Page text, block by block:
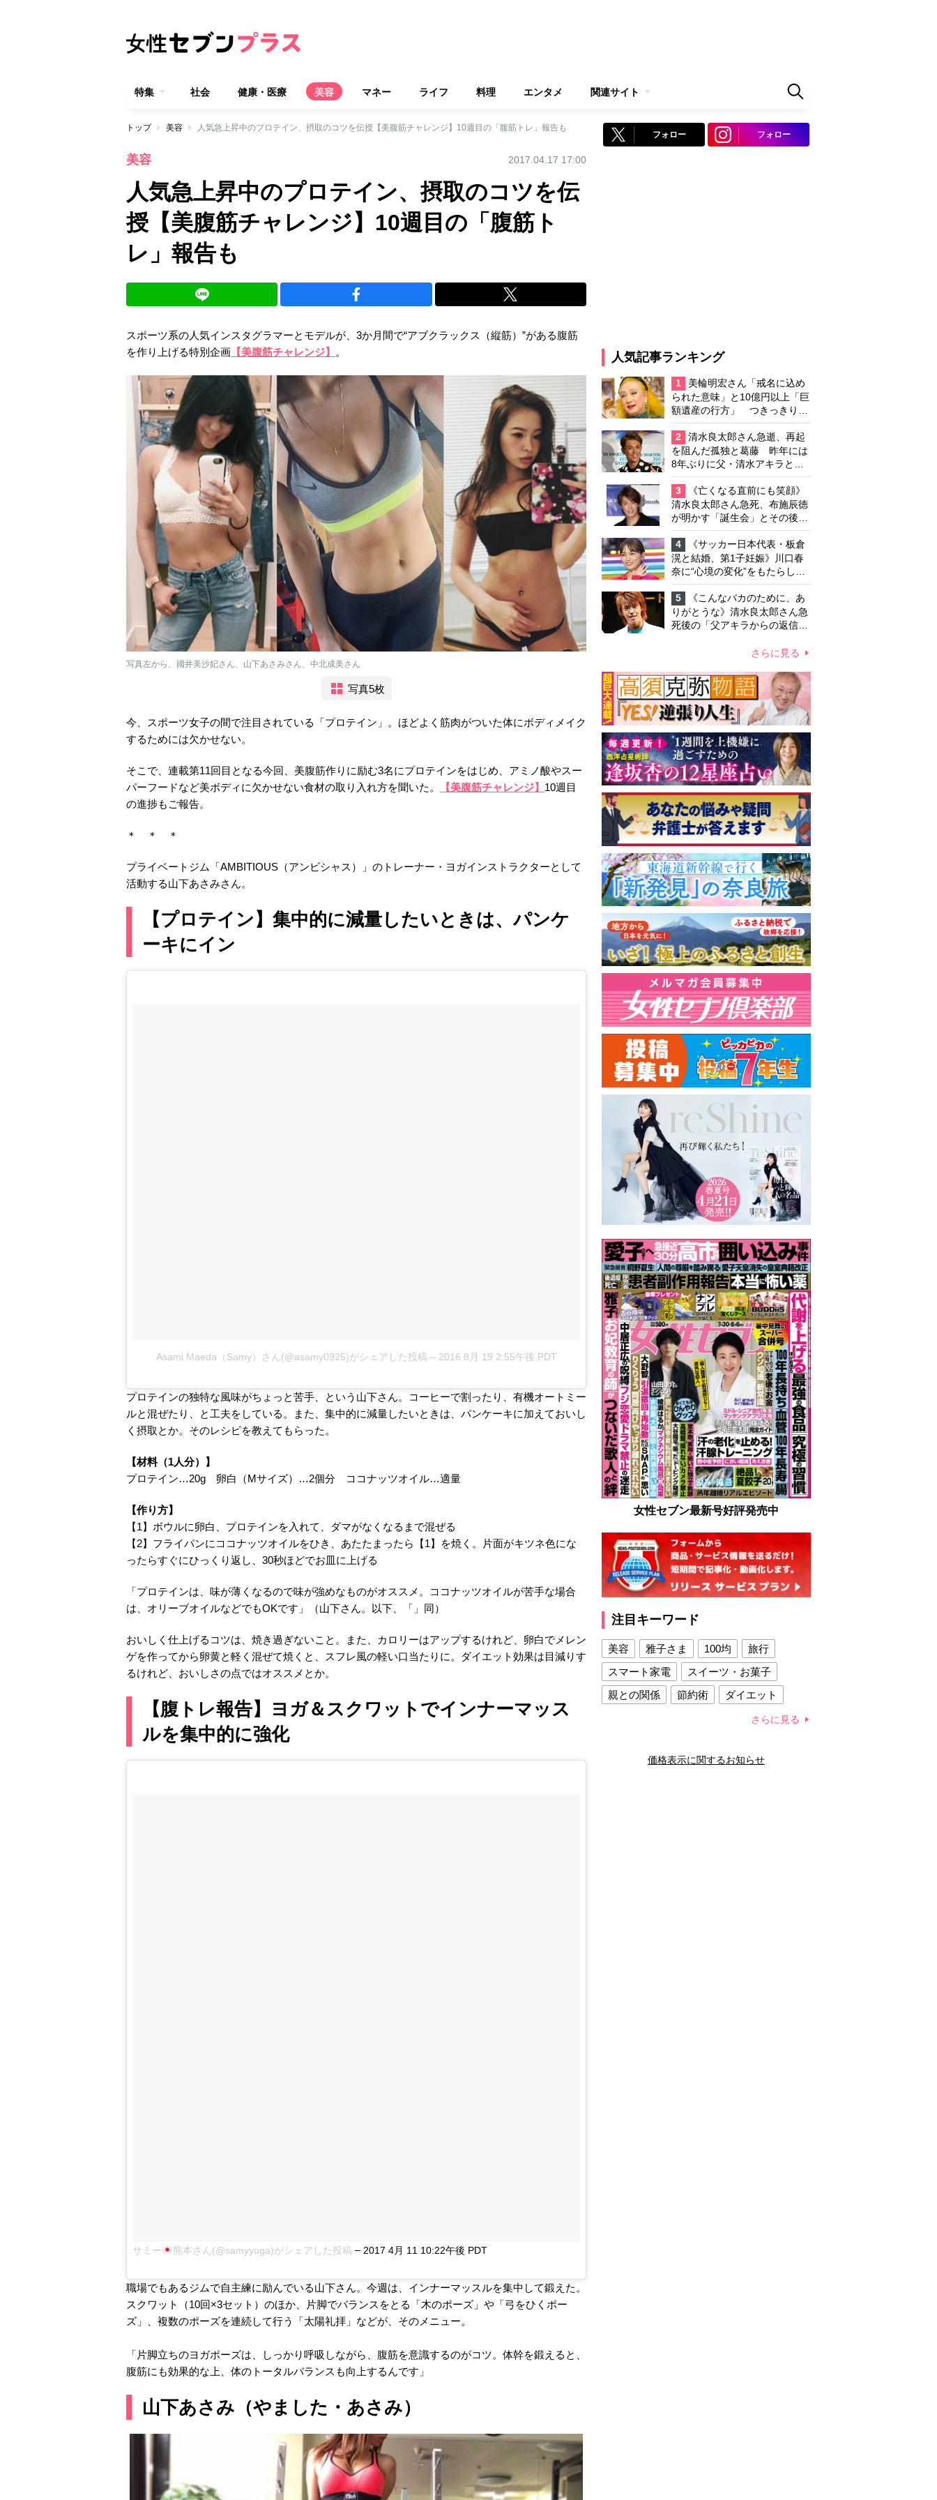
特集 社会 健康・医療 美容 マネー ライフ 料理 エンタメ 関連サイト
トップ 美容 人気急上昇中のプロテイン、摂取のコツを伝授【美腹筋チャレンジ】10週目の「腹筋トレ」報告も
美容 2017.04.17 17:00
人気急上昇中のプロテイン、摂取のコツを伝
授【美腹筋チャレンジ】10週目の「腹筋ト
レ」報告も
スポーツ系の人気インスタグラマーとモデルが、3か月間で“アブクラックス（縦筋）”がある腹筋
を作り上げる特別企画 【美腹筋チャレンジ】 。
写真左から、國井美沙妃さん、山下あさみさん、中北成美さん
写真5枚
今、スポーツ女子の間で注目されている「プロテイン」。ほどよく筋肉がついた体にボディメイク
するためには欠かせない。
そこで、連載第11回目となる今回、美腹筋作りに励む3名にプロテインをはじめ、アミノ酸やスー
パーフードなど美ボディに欠かせない食材の取り入れ方を聞いた。
【美腹筋チャレンジ】 10週目
の進捗もご報告。
＊ ＊ ＊
プライベートジム「AMBITIOUS（アンビシャス）」のトレーナー・ヨガインストラクターとして
活動する山下あさみさん。
【プロテイン】集中的に減量したいときは、パンケ
ーキにイン
Asami Maeda（Samy）さん(@asamy0925)がシェアした投稿 – 2016 8月 19 2:55午後 PDT
プロテインの独特な風味がちょっと苦手、という山下さん。コーヒーで割ったり、有機オートミー
ルと混ぜたり、と工夫をしている。また、集中的に減量したいときは、パンケーキに加えておいし
く摂取とか。そのレシピを教えてもらった。
【材料（1人分）】
プロテイン…20g 卵白（Mサイズ）…2個分 ココナッツオイル…適量
【作り方】
【1】ボウルに卵白、プロテインを入れて、ダマがなくなるまで混ぜる
【2】フライパンにココナッツオイルをひき、あたたまったら【1】を焼く。片面がキツネ色にな
ったらすぐにひっくり返し、30秒ほどでお皿に上げる
「プロテインは、味が薄くなるので味が強めなものがオススメ。ココナッツオイルが苦手な場合
は、オリーブオイルなどでもOKです」（山下さん。以下、「」同）
おいしく仕上げるコツは、焼き過ぎないこと。また、カロリーはアップするけれど、卵白でメレン
ゲを作ってから卵黄と軽く混ぜて焼くと、スフレ風の軽い口当たりに。ダイエット効果は目減りす
るけれど、おいしさの点ではオススメとか。
【腹トレ報告】ヨガ＆スクワットでインナーマッス
ルを集中的に強化
サミー 熊本さん(@samyyoga)がシェアした投稿 – 2017 4月 11 10:22午後 PDT
職場でもあるジムで自主練に励んでいる山下さん。今週は、インナーマッスルを集中して鍛えた。
スクワット（10回×3セット） のほか、片脚でバランスをとる「木のポーズ」や「弓をひくポー
ズ」、 複数のポーズを連続して行う「太陽礼拝」などが、そのメニュー。
「片脚立ちのヨガポーズは、しっかり呼吸しながら、腹筋を意識するのがコツ。体幹を鍛えると、
腹筋にも効果的な上、体のトータルバランスも向上するんです 」
山下あさみ（やました・あさみ）
フォロー フォロー
人気記事ランキング
1
美輪明宏さん「戒名に込め
られた意味」と10億円以上「巨
額遺産の行方」 つきっきりで
私生活をサポートしていた元俳
優が相続か
2
清水良太郎さん急逝、再起
を阻んだ孤独と葛藤 昨年には
8年ぶりに父・清水アキラと共
演、本格的な活動再開に向かっ
ていたが…周囲が懸念していた
「不安定なところ」
3
《亡くなる直前にも笑顔》
清水良太郎さん急死、布施辰徳
が明かす「誕生会」とその後の
メッセージ
4
《サッカー日本代表・板倉
滉と結婚、第1子妊娠》川口春
奈に“心境の変化”をもたらした
主演映画『ママせか』 身を削
って「がんに蝕まれる母」を演
じた壮絶な撮影現場
5
《こんなバカのために、あ
りがとうな》清水良太郎さん急
死後の「父アキラからの返信」
さらに見る
女性セブン最新号好評発売中
注目キーワード
美容 雅子さま 100均
旅行
スマート家電
スイーツ・お菓子
親との関係
節約術
ダイエット
夫との関係
新津春子 どか食い
さらに見る
価格表示に関するお知らせ